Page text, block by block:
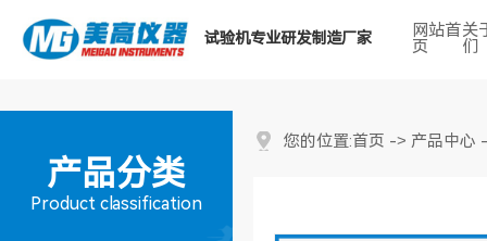
试验机专业研发制造厂家
网站首
页
关
们
产品分类
Product classification
您的位置:首页 -> 产品中心